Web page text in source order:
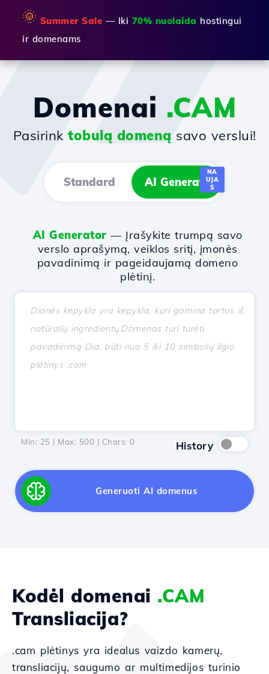
🌞 Summer Sale — Iki 70% nuolaida hostingui
ir domenams
Domenai .CAM
Pasirink tobulą domeną savo verslui!
Standard AI Generator
NA
UJA
S
AI Generator — Įrašykite trumpą savo
verslo aprašymą, veiklos sritį, įmonės
pavadinimą ir pageidaujamą domeno
plėtinį.
Min: 25 | Max: 500 | Chars: 0 History
Generuoti AI domenus
Kodėl domenai .CAM
Transliacija?
.cam plėtinys yra idealus vaizdo kamerų,
transliacijų, saugumo ar multimedijos turinio